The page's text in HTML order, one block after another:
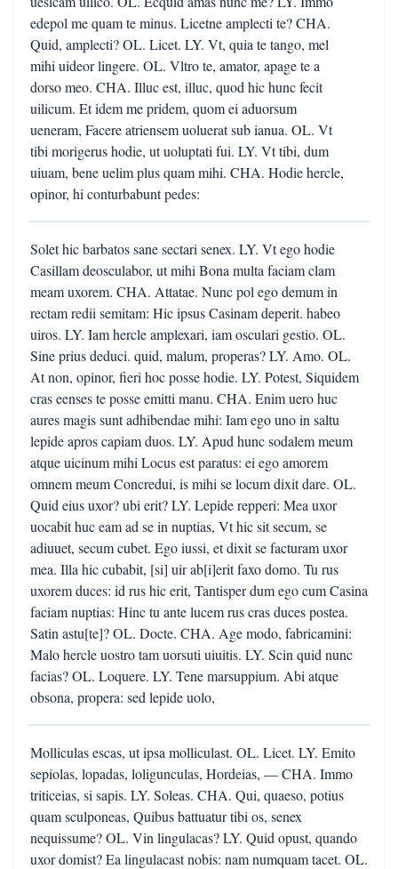
edepol me quam te minus. Licetne amplecti te? CHA.
Quid, amplecti? OL. Licet. LY. Vt, quia te tango, mel
mihi uideor lingere. OL. Vltro te, amator, apage te a
dorso meo. CHA. Illuc est, illuc, quod hic hunc fecit
uilicum. Et idem me pridem, quom ei aduorsum
ueneram, Facere atriensem uoluerat sub ianua. OL. Vt
tibi morigerus hodie, ut uoluptati fui. LY. Vt tibi, dum
uiuam, bene uelim plus quam mihi. CHA. Hodie hercle,
opinor, hi conturbabunt pedes:
Solet hic barbatos sane sectari senex. LY. Vt ego hodie
Casillam deosculabor, ut mihi Bona multa faciam clam
meam uxorem. CHA. Attatae. Nunc pol ego demum in
rectam redii semitam: Hic ipsus Casinam deperit. habeo
uiros. LY. Iam hercle amplexari, iam osculari gestio. OL.
Sine prius deduci. quid, malum, properas? LY. Amo. OL.
At non, opinor, fieri hoc posse hodie. LY. Potest, Siquidem
cras eenses te posse emitti manu. CHA. Enim uero huc
aures magis sunt adhibendae mihi: Iam ego uno in saltu
lepide apros capiam duos. LY. Apud hunc sodalem meum
atque uicinum mihi Locus est paratus: ei ego amorem
omnem meum Concredui, is mihi se locum dixit dare. OL.
Quid eius uxor? ubi erit? LY. Lepide repperi: Mea uxor
uocabit huc eam ad se in nuptias, Vt hic sit secum, se
adiuuet, secum cubet. Ego iussi, et dixit se facturam uxor
mea. Illa hic cubabit, [si] uir ab[i]erit faxo domo. Tu rus
uxorem duces: id rus hic erit, Tantisper dum ego cum Casina
faciam nuptias: Hinc tu ante lucem rus cras duces postea.
Satin astu[te]? OL. Docte. CHA. Age modo, fabricamini:
Malo hercle uostro tam uorsuti uiuitis. LY. Scin quid nunc
facias? OL. Loquere. LY. Tene marsuppium. Abi atque
obsona, propera: sed lepide uolo,
Molliculas escas, ut ipsa molliculast. OL. Licet. LY. Emito
sepiolas, lopadas, loligunculas, Hordeias, — CHA. Immo
triticeias, si sapis. LY. Soleas. CHA. Qui, quaeso, potius
quam sculponeas, Quibus battuatur tibi os, senex
nequissume? OL. Vin lingulacas? LY. Quid opust, quando
uxor domist? Ea lingulacast nobis: nam numquam tacet. OL.